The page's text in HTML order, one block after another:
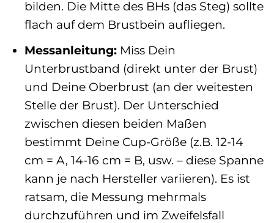
bilden. Die Mitte des BHs (das Steg) sollte
flach auf dem Brustbein aufliegen.
Messanleitung:Miss Dein
Unterbrustband (direkt unter der Brust)
und Deine Oberbrust (an der weitesten
Stelle der Brust). Der Unterschied
zwischen diesen beiden Maßen
bestimmt Deine Cup-Größe (z.B. 12-14
cm = A, 14-16 cm = B, usw. – diese Spanne
kann je nach Hersteller variieren). Es ist
ratsam, die Messung mehrmals
durchzuführen und im Zweifelsfall